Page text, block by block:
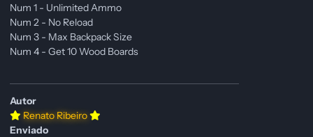
Num 1 - Unlimited Ammo
Num 2 - No Reload
Num 3 - Max Backpack Size
Num 4 - Get 10 Wood Boards
Autor
Renato Ribeiro
Enviado